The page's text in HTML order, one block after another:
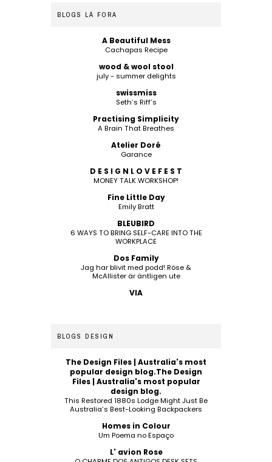
BLOGS LÁ FORA
A Beautiful Mess
Cachapas Recipe
wood & wool stool
july - summer delights
swissmiss
Seth’s Riff’s
Practising Simplicity
A Brain That Breathes
Atelier Doré
Garance
D E S I G N L O V E F E S T
MONEY TALK WORKSHOP!
Fine Little Day
Emily Bratt
BLEUBIRD
6 WAYS TO BRING SELF-CARE INTO THE
WORKPLACE
Dos Family
Jag har blivit med podd! Röse &
McAllister är äntligen ute
VIA
BLOGS DESIGN
The Design Files | Australia's most
popular design blog.The Design
Files | Australia's most popular
design blog.
This Restored 1880s Lodge Might Just Be
Australia’s Best-Looking Backpackers
Homes in Colour
Um Poema no Espaço
L' avion Rose